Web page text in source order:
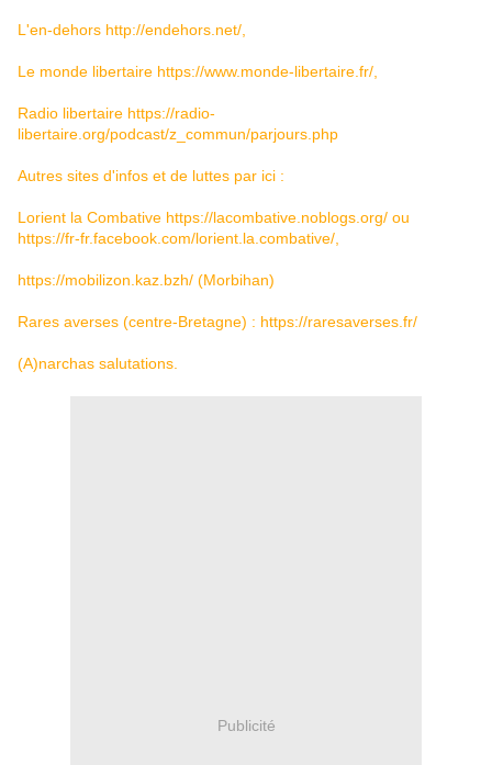
L'en-dehors http://endehors.net/
Le monde libertaire https://www.monde-libertaire.fr/
Radio libertaire https://radio-
libertaire.org/podcast/z_commun/parjours.php
Autres sites d'infos et de luttes par ici :
Lorient la Combative https://lacombative.noblogs.org/ ou
https://fr-fr.facebook.com/lorient.la.combative/
https://mobilizon.kaz.bzh/ (Morbihan)
Rares averses (centre-Bretagne) : https://raresaverses.fr/
(A)narchas salutations.
Publicité